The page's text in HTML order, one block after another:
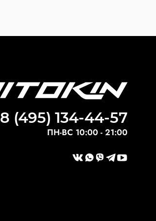
8 (495) 134-44-57
ПН-ВС 10:00 - 21:00